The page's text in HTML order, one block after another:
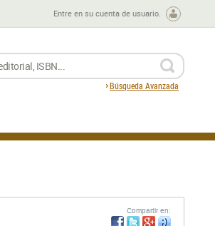
Entre en su cuenta de usuario.
Búsqueda Avanzada
Compartir en: